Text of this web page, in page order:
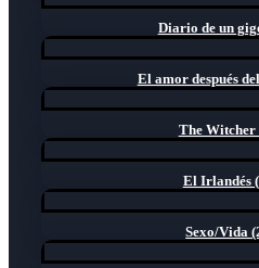
Diario de un
El amor después
The Witcher
El Irlandés
Sexo/Vida